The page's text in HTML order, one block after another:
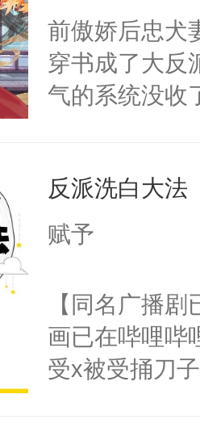
朝，一个从未
为三种性别。
构与男子相同
了一颗红色
人，最终坐上
前傲娇后忠犬
穿书成了大反
气的系统没收
用见人，因为
言神龙见首不
名蛇蛇，跟
不知道，那小
头，魔尊墨宴
宴：柳折枝你
反派洗白大法
赋予
【同名广播
画已在哔哩哔
受x被受捅刀